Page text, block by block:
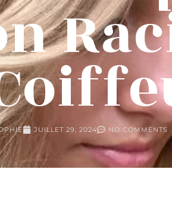
JUILLET 29, 2024 NO COMMENTS